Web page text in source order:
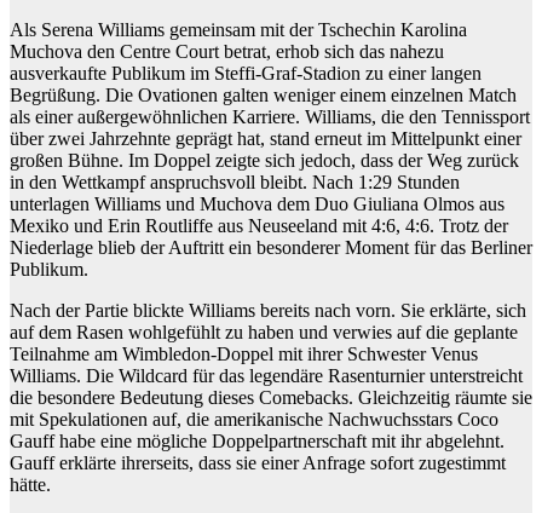
Als Serena Williams gemeinsam mit der Tschechin Karolina
Muchova den Centre Court betrat, erhob sich das nahezu
ausverkaufte Publikum im Steffi-Graf-Stadion zu einer langen
Begrüßung. Die Ovationen galten weniger einem einzelnen Match
als einer außergewöhnlichen Karriere. Williams, die den Tennissport
über zwei Jahrzehnte geprägt hat, stand erneut im Mittelpunkt einer
großen Bühne. Im Doppel zeigte sich jedoch, dass der Weg zurück
in den Wettkampf anspruchsvoll bleibt. Nach 1:29 Stunden
unterlagen Williams und Muchova dem Duo Giuliana Olmos aus
Mexiko und Erin Routliffe aus Neuseeland mit 4:6, 4:6. Trotz der
Niederlage blieb der Auftritt ein besonderer Moment für das Berliner
Publikum.
Nach der Partie blickte Williams bereits nach vorn. Sie erklärte, sich
auf dem Rasen wohlgefühlt zu haben und verwies auf die geplante
Teilnahme am Wimbledon-Doppel mit ihrer Schwester Venus
Williams. Die Wildcard für das legendäre Rasenturnier unterstreicht
die besondere Bedeutung dieses Comebacks. Gleichzeitig räumte sie
mit Spekulationen auf, die amerikanische Nachwuchsstars Coco
Gauff habe eine mögliche Doppelpartnerschaft mit ihr abgelehnt.
Gauff erklärte ihrerseits, dass sie einer Anfrage sofort zugestimmt
hätte.